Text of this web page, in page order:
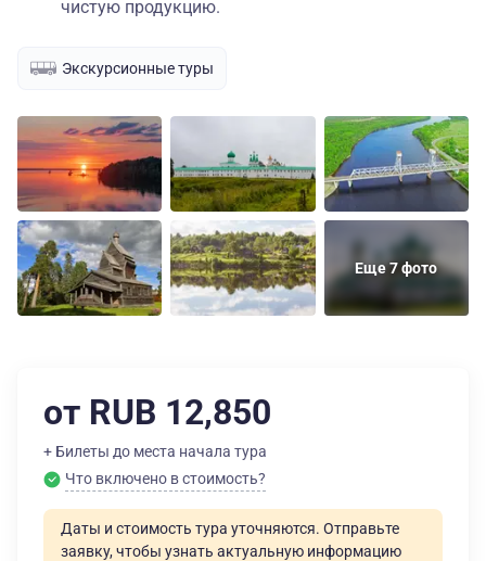
чистую продукцию.
Экскурсионные туры
Еще 7 фото
от RUB 12,850
+ Билеты до места начала тура
Что включено в стоимость?
Даты и стоимость тура уточняются. Отправьте
заявку, чтобы узнать актуальную информацию